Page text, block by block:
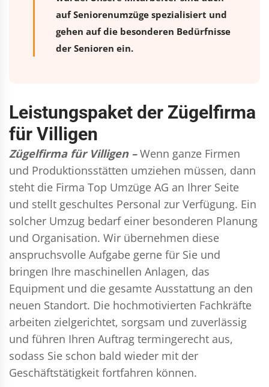
auf Seniorenumzüge spezialisiert und
gehen auf die besonderen Bedürfnisse
der Senioren ein.
Leistungspaket der Zügelfirma
für Villigen
Zügelfirma für Villigen – Wenn ganze Firmen
und Produktionsstätten umziehen müssen, dann
steht die Firma Top Umzüge AG an Ihrer Seite
und stellt geschultes Personal zur Verfügung. Ein
solcher Umzug bedarf einer besonderen Planung
und Organisation. Wir übernehmen diese
anspruchsvolle Aufgabe gerne für Sie und
bringen Ihre maschinellen Anlagen, das
Equipment und die gesamte Ausstattung an den
neuen Standort. Die hochmotivierten Fachkräfte
arbeiten zielgerichtet, sorgsam und zuverlässig
und führen Ihren Auftrag termingerecht aus,
sodass Sie schon bald wieder mit der
Geschäftstätigkeit fortfahren können.